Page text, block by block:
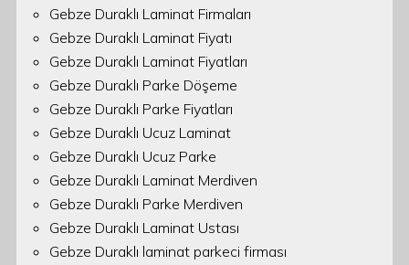
Gebze Duraklı Laminat Firmaları
Gebze Duraklı Laminat Fiyatı
Gebze Duraklı Laminat Fiyatları
Gebze Duraklı Parke Döşeme
Gebze Duraklı Parke Fiyatları
Gebze Duraklı Ucuz Laminat
Gebze Duraklı Ucuz Parke
Gebze Duraklı Laminat Merdiven
Gebze Duraklı Parke Merdiven
Gebze Duraklı Laminat Ustası
Gebze Duraklı laminat parkeci firması